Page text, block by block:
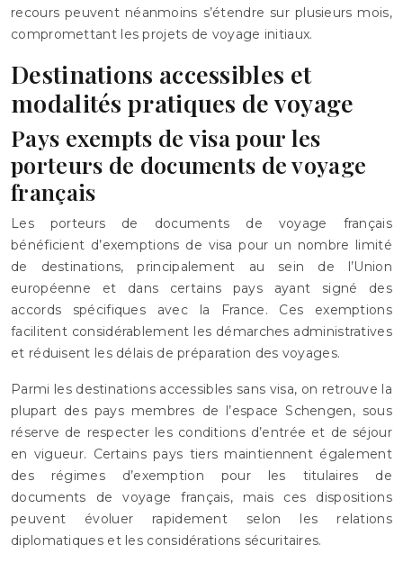
recours peuvent néanmoins s’étendre sur plusieurs mois,
compromettant les projets de voyage initiaux.
Destinations accessibles et
modalités pratiques de voyage
Pays exempts de visa pour les
porteurs de documents de voyage
français
Les porteurs de documents de voyage français
bénéficient d’exemptions de visa pour un nombre limité
de destinations, principalement au sein de l’Union
européenne et dans certains pays ayant signé des
accords spécifiques avec la France. Ces exemptions
facilitent considérablement les démarches administratives
et réduisent les délais de préparation des voyages.
Parmi les destinations accessibles sans visa, on retrouve la
plupart des pays membres de l’espace Schengen, sous
réserve de respecter les conditions d’entrée et de séjour
en vigueur. Certains pays tiers maintiennent également
des régimes d’exemption pour les titulaires de
documents de voyage français, mais ces dispositions
peuvent évoluer rapidement selon les relations
diplomatiques et les considérations sécuritaires.